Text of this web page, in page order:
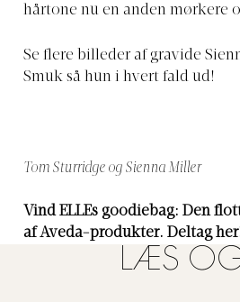
hårtone nu en anden mørkere
Se flere billeder af gravide
Smuk så hun i hvert fald ud!
Tom Sturridge og Sienna Miller
Vind ELLEs goodiebag: Den
af Aveda-produkter. Deltag
LÆS